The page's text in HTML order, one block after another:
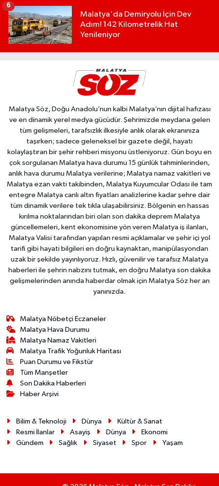
Malatya'da Demiryolu İçin Dev
Adım! 142 Kilometrelik Hat
Yenileniyor
6
Malatya Söz, Doğu Anadolu’nun kalbi Malatya’nın dijital hafızası
ve en dinamik yerel medya gücüdür. Şehrimizde meydana gelen
tüm gelişmeleri, tarafsızlık ilkesiyle anlık olarak ekranınıza
taşırken; sadece geleneksel bir gazete değil, hayatı
kolaylaştıran bir şehir rehberi misyonu üstleniyoruz. Gün boyu en
çok sorgulanan Malatya hava durumu 15 günlük tahminlerinden,
anlık hava durumu Malatya verilerine; Malatya namaz vakitleri ve
Malatya ezan vakti takibinden, Malatya Kuyumcular Odası ile tam
entegre Malatya canlı altın fiyatları analizlerine kadar şehre dair
tüm dinamik verilere tek tıkla ulaşabilirsiniz. Bölgenin en hassas
kırılma noktalarından biri olan son dakika deprem Malatya
güncellemeleri, kent ekonomisine yön veren Malatya iş ilanları,
Malatya Valisi tarafından yapılan resmi açıklamalar ve şehir içi yol
tarifi gibi hayati bilgileri en doğru kaynaktan, manipülasyondan
uzak bir şekilde yayınlıyoruz. Hızlı, güvenilir ve tarafsız Malatya
haberleri ile şehrin nabzını tutmak, en doğru Malatya son dakika
gelişmelerinden anında haberdar olmak için Malatya Söz her an
yanınızda.
Malatya Nöbetçi Eczaneler
Malatya Hava Durumu
Malatya Namaz Vakitleri
Malatya Trafik Yoğunluk Haritası
Puan Durumu ve Fikstür
Tüm Manşetler
Son Dakika Haberleri
Haber Arşivi
Bilim & Teknoloji Dünya
Kültür & Sanat
Resmi İlanlar
Asayiş Dünya
Ekonomi
Gündem
Sağlık Siyaset Spor Yaşam